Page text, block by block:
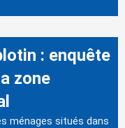
: enquête
zone
ménages situés dans